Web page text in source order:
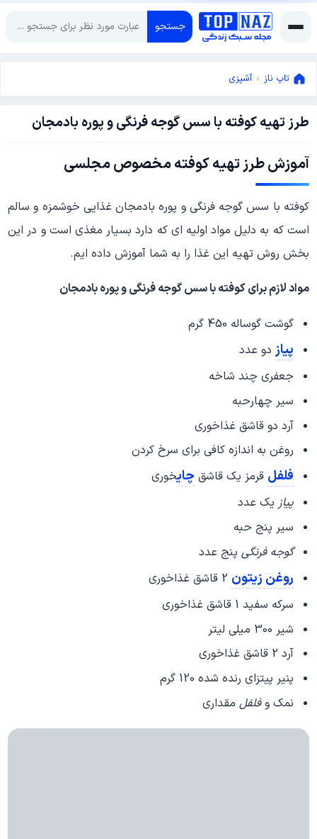
جستجو
تاپ ناز » آشپزی
طرز تهیه کوفته با سس گوجه فرنگی و پوره بادمجان
اکتبر
2022اکتبر
2022
آموزش طرز تهیه کوفته مخصوص مجلسی
کوفته با سس گوجه فرنگی و پوره بادمجان غذایی خوشمزه و سالم
است که به دلیل مواد اولیه ای که دارد بسیار مغذی است و در این
بخش روش تهیه این غذا را به شما آموزش داده ایم.
مواد لازم برای کوفته با سس گوجه فرنگی و پوره بادمجان
گوشت گوساله 450 گرم
پیاز دو عدد
جعفری چند شاخه
سیر چهارحبه
آرد دو قاشق غذاخوری
روغن به اندازه کافی برای سرخ کردن
فلفل قرمز یک قاشق چایخوری
پیاز یک عدد
سیر پنج حبه
گوجه فرنگی پنج عدد
روغن زیتون
سرکه سفید 1 قاشق غذاخوری
شیر 300 میلی لیتر
آرد 2 قاشق غذاخوری
پنیر پیتزای رنده شده 120 گرم
نمک وفلفل مقداری